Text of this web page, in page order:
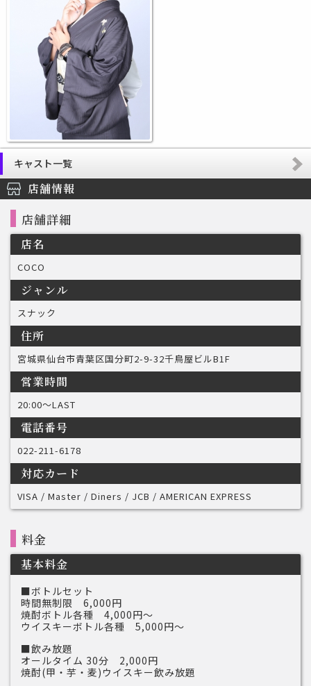
キャスト一覧
店舗情報
店舗詳細
店名
COCO
ジャンル
スナック
住所
宮城県仙台市青葉区国分町2-9-32千鳥屋ビルB1F
営業時間
20:00〜LAST
電話番号
022-211-6178
対応カード
VISA / Master / Diners / JCB / AMERICAN EXPRESS
料金
基本料金
■ボトルセット
時間無制限 6,000円
焼酎ボトル各種 4,000円～
ウイスキーボトル各種 5,000円～
■飲み放題
オールタイム 30分 2,000円
焼酎(甲・芋・麦)ウイスキー飲み放題